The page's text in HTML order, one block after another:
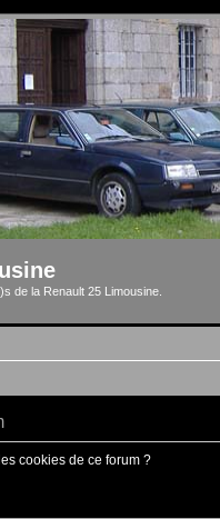
de la Renault 25 Limousine.
cookies de ce forum ?